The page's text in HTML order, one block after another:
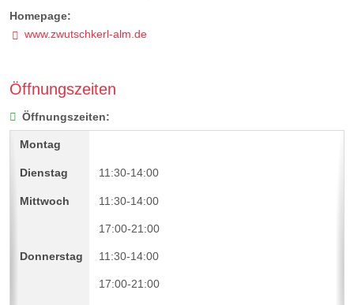
Homepage:
www.zwutschkerl-alm.de
Öffnungszeiten
Öffnungszeiten:
11:30-14:00
11:30-14:00
17:00-21:00
11:30-14:00
17:00-21:00